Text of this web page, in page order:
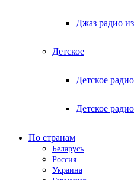
Джаз радио
Детское
Детское
Детское
По странам
Беларусь
Россия
Украина